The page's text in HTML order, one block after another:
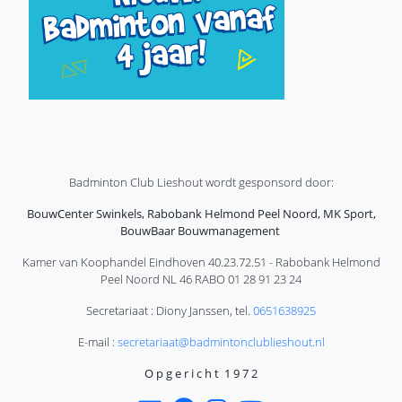
Badminton Club Lieshout wordt gesponsord door:
BouwCenter Swinkels, Rabobank Helmond Peel Noord, MK Sport,
BouwBaar Bouwmanagement
Kamer van Koophandel Eindhoven 40.23.72.51 - Rabobank Helmond
Peel Noord NL 46 RABO 01 28 91 23 24
Secretariaat : Diony Janssen, tel. 0651638925
E-mail : secretariaat@badmintonclublieshout.nl
O p g e r i c h t 1 9 7 2